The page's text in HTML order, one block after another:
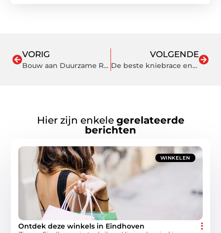
VORIG
Bouw aan Duurzame Relaties met Milieuvriendelijke Geschenken
VOLGENDE
De beste kniebrace en waarom ze zo handig zijn voor sporters
Hier zijn enkele gerelateerde
berichten
WINKELEN
Ontdek deze winkels in Eindhoven